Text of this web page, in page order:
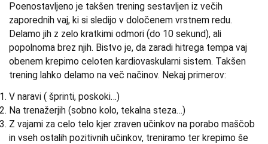
Poenostavljeno je takšen trening sestavljen iz večih
zaporednih vaj, ki si sledijo v določenem vrstnem redu.
Delamo jih z zelo kratkimi odmori (do 10 sekund), ali
popolnoma brez njih. Bistvo je, da zaradi hitrega tempa vaj
obenem krepimo celoten kardiovaskularni sistem. Takšen
trening lahko delamo na več načinov. Nekaj primerov:
V naravi ( šprinti, poskoki…)
Na trenažerjih (sobno kolo, tekalna steza…)
Z vajami za celo telo kjer zraven učinkov na porabo maščob
in vseh ostalih pozitivnih učinkov, treniramo ter krepimo še